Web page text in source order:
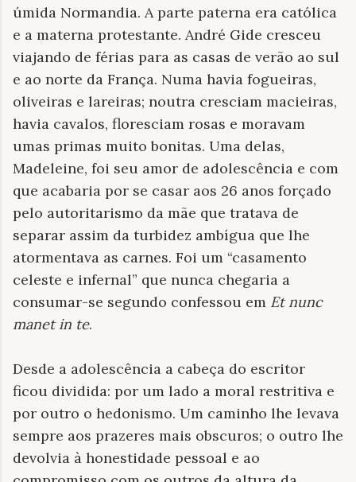
úmida Normandia. A parte paterna era católica
e a materna protestante. André Gide cresceu
viajando de férias para as casas de verão ao sul
e ao norte da França. Numa havia fogueiras,
oliveiras e lareiras; noutra cresciam macieiras,
havia cavalos, floresciam rosas e moravam
umas primas muito bonitas. Uma delas,
Madeleine, foi seu amor de adolescência e com
que acabaria por se casar aos 26 anos forçado
pelo autoritarismo da mãe que tratava de
separar assim da turbidez ambígua que lhe
atormentava as carnes. Foi um “casamento
celeste e infernal” que nunca chegaria a
consumar-se segundo confessou em Et nunc
manet in te.
Desde a adolescência a cabeça do escritor
ficou dividida: por um lado a moral restritiva e
por outro o hedonismo. Um caminho lhe levava
sempre aos prazeres mais obscuros; o outro lhe
devolvia à honestidade pessoal e ao